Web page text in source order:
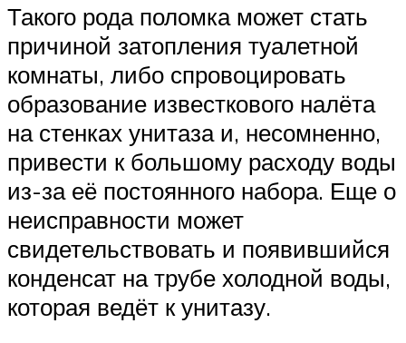
Такого рода поломка может стать
причиной затопления туалетной
комнаты, либо спровоцировать
образование известкового налёта
на стенках унитаза и, несомненно,
привести к большому расходу воды
из-за её постоянного набора. Еще о
неисправности может
свидетельствовать и появившийся
конденсат на трубе холодной воды,
которая ведёт к унитазу.